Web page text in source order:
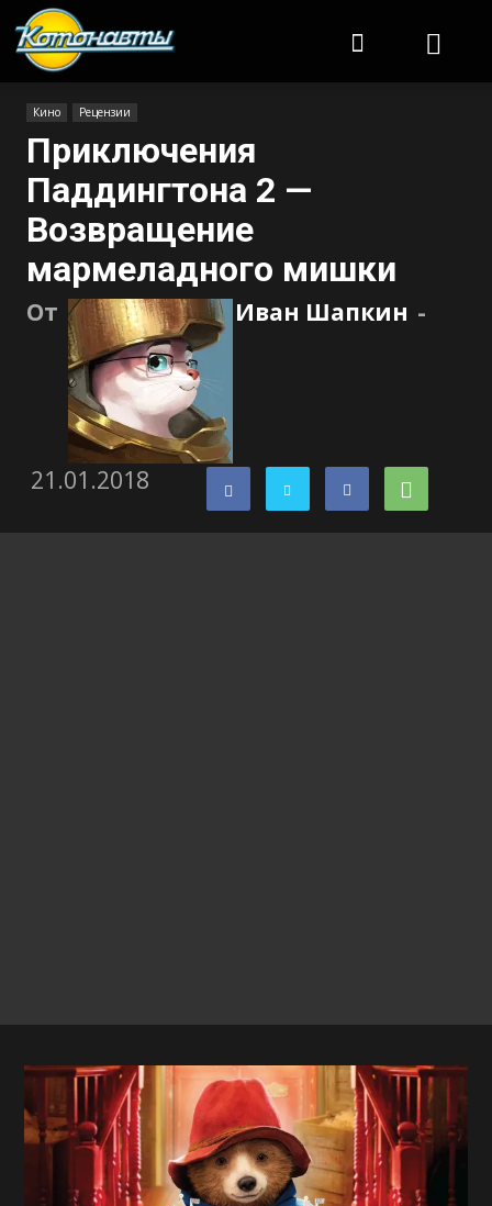
Кино Рецензии
Приключения
Паддингтона 2 —
Возвращение
мармеладного мишки
От Иван Шапкин -
21.01.2018